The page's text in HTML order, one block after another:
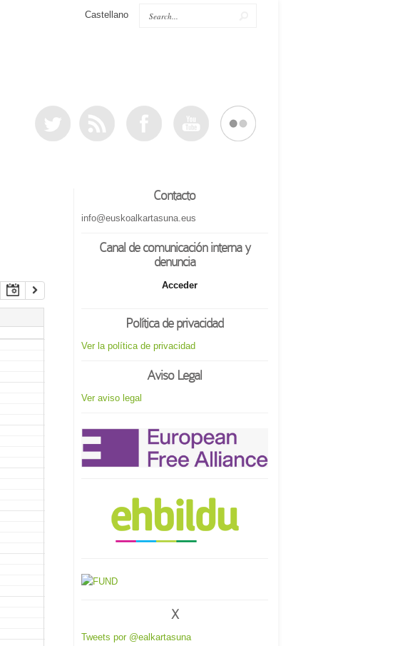
Castellano
Contacto
info@euskoalkartasuna.eus
Canal de comunicación interna y
denuncia
Acceder
Política de privacidad
Ver la política de privacidad
Aviso Legal
Ver aviso legal
X
Tweets por @ealkartasuna